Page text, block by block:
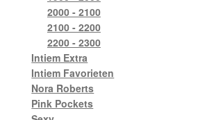
2000 - 2100
2100 - 2200
2200 - 2300
Intiem Extra
Intiem Favorieten
Nora Roberts
Pink Pockets